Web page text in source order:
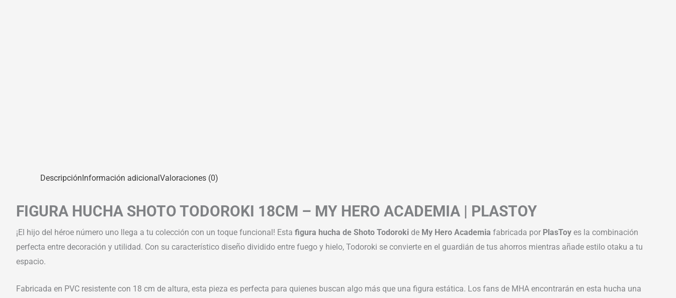
DescripciónInformación adicionalValoraciones (0)
FIGURA HUCHA SHOTO TODOROKI 18CM – MY HERO ACADEMIA | PLASTOY
¡El hijo del héroe número uno llega a tu colección con un toque funcional! Esta figura hucha de Shoto Todoroki de My Hero Academia fabricada por PlasToy es la combinación
perfecta entre decoración y utilidad. Con su característico diseño dividido entre fuego y hielo, Todoroki se convierte en el guardián de tus ahorros mientras añade estilo otaku a tu
espacio.
Fabricada en PVC resistente con 18 cm de altura, esta pieza es perfecta para quienes buscan algo más que una figura estática. Los fans de MHA encontrarán en esta hucha una